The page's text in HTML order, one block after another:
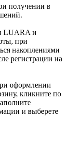
получении в
LUARA и
при
накоплениями
регистрации на
оформлении
кликните по
и выберете